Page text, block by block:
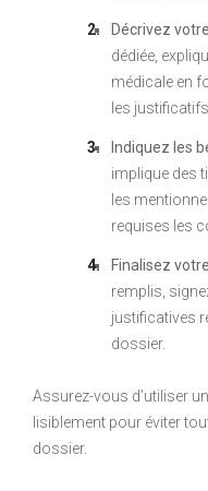
Décrivez
dédiée,
médicale en
les
Indiquez les
implique des
les
requises les
Finalisez
remplis,
justificatives
dossier.
Assurez-vous d’utiliser
lisiblement pour éviter
dossier.